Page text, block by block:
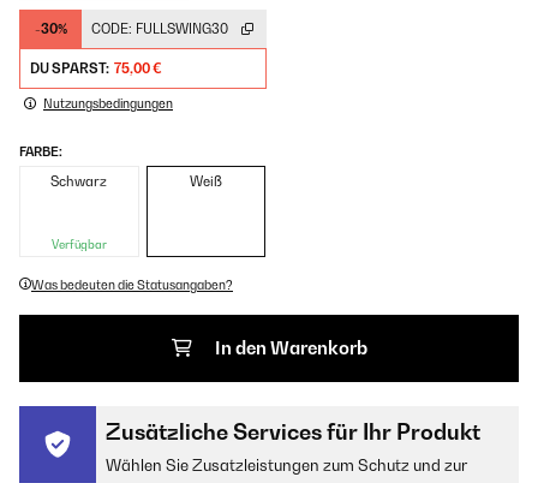
-30% CODE: FULLSWING30
DU SPARST: 75,00 €
Nutzungsbedingungen
FARBE:
Schwarz
Verfügbar
Weiß
Was bedeuten die Statusangaben?
In den Warenkorb
Zusätzliche Services für Ihr Produkt
Wählen Sie Zusatzleistungen zum Schutz und zur